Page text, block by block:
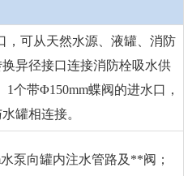
，可从天然水源、液罐、消防
异径接口连接消防栓吸水供
个带Φ150mm蝶阀的进水口，
罐相连接。
泵向罐内注水管路及**阀；